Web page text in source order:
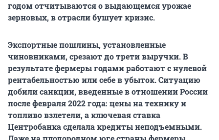
годом отчитываются о выдающемся урожае
зерновых, в отрасли бушует кризис.
Экспортные пошлины, установленные
чиновниками, срезают до трети выручки. В
результате фермеры годами работают с нулевой
рентабельностью или себе в убыток. Ситуацию
добили санкции, введенные в отношении России
после февраля2022 года: цены на технику и
топливо взлетели, а ключевая ставка
Центробанка сделала кредиты неподъемными.